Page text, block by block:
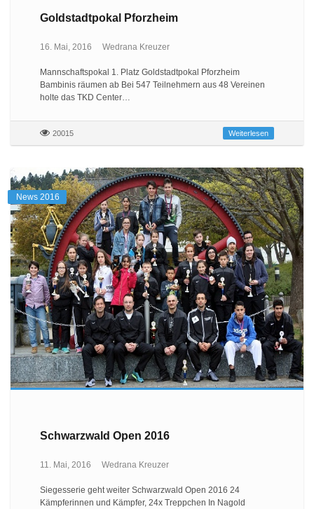
Goldstadtpokal Pforzheim
16. Mai, 2016 Wedrana Kreuzer
Mannschaftspokal 1. Platz Goldstadtpokal Pforzheim
Bambinis räumen ab Bei 547 Teilnehmern aus 48 Vereinen
holte das TKD Center…
20015 Weiterlesen
News 2016
Schwarzwald Open 2016
11. Mai, 2016 Wedrana Kreuzer
Siegesserie geht weiter Schwarzwald Open 2016 24
Kämpferinnen und Kämpfer, 24x Treppchen In Nagold